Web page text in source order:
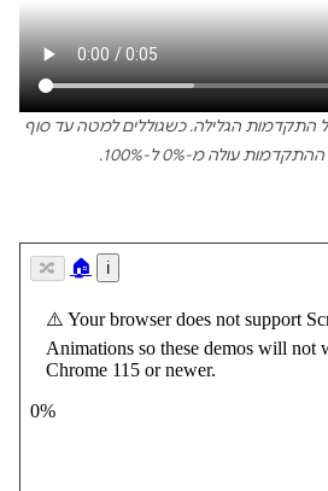
התקדמות הגלילה. כשגוללים למטה עד סוף
עולה מ-0% ל-100%.